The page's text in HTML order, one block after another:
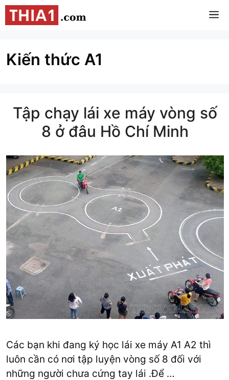
Chuyển
đến
Kiến thức A1
Tập chạy lái xe máy vòng số
8 ở đâu Hồ Chí Minh
Các bạn khi đang ký học lái xe máy A1 A2 thì
luôn cần có nơi tập luyện vòng số 8 đối với
những người chưa cứng tay lái .Để …